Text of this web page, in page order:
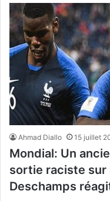
Ahmad Diallo 15 juillet
Mondial: Un
sortie raciste sur
Deschamps